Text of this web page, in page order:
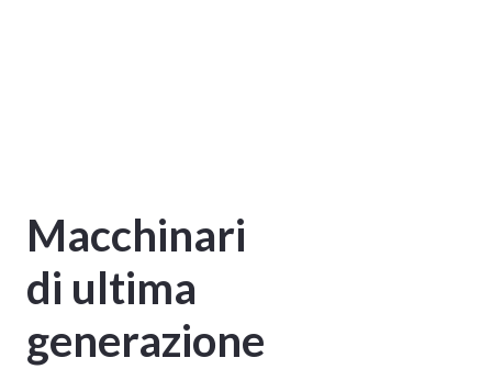
Macchinari
di ultima
generazione